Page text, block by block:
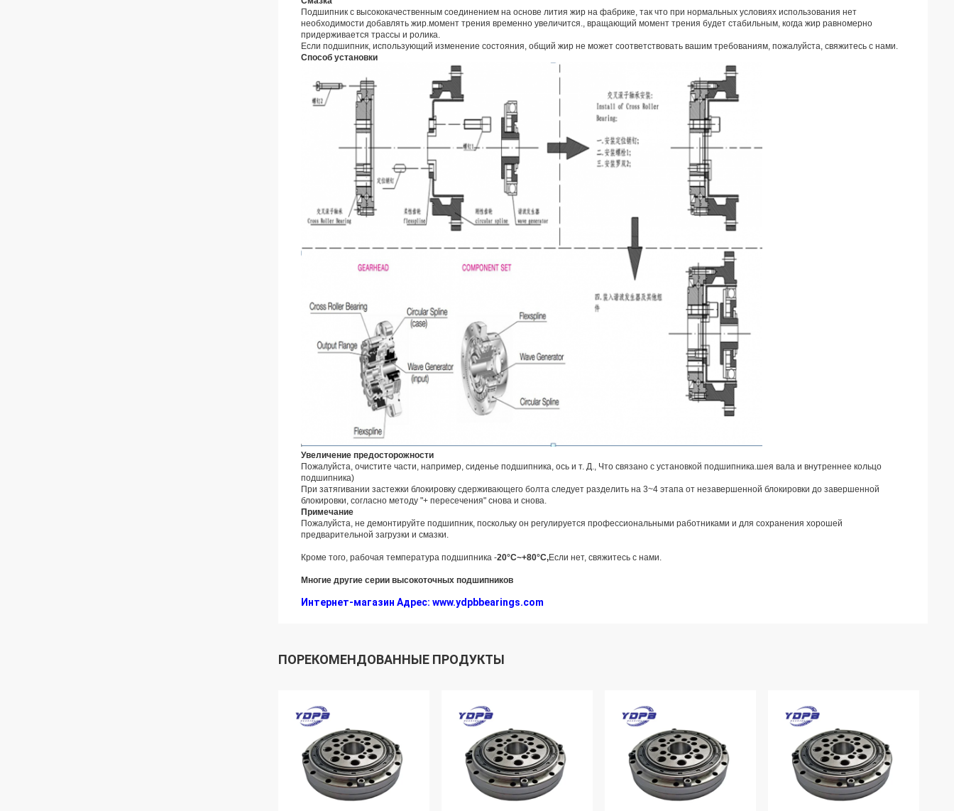
Подшипник с высококачественным соединением на основе лития жир на фабрике, так что при нормальных условиях использования нет
необходимости добавлять жир.момент трения временно увеличится., вращающий момент трения будет стабильным, когда жир равномерно
придерживается трассы и ролика.
Если подшипник, использующий изменение состояния, общий жир не может соответствовать вашим требованиям, пожалуйста, свяжитесь с нами.
Способ установки
Увеличение предосторожности
Пожалуйста, очистите части, например, сиденье подшипника, ось и т. Д., Что связано с установкой подшипника.шея вала и внутреннее кольцо
подшипника)
При затягивании застежки блокировку сдерживающего болта следует разделить на 3~4 этапа от незавершенной блокировки до завершенной
блокировки, согласно методу "+ пересечения" снова и снова.
Примечание
Пожалуйста, не демонтируйте подшипник, поскольку он регулируется профессиональными работниками и для сохранения хорошей
предварительной загрузки и смазки.
Кроме того, рабочая температура подшипника -20°C~+80°C,Если нет, свяжитесь с нами.
Многие другие серии высокоточных подшипников
Интернет-магазин Адрес: www.ydpbbearings.com
ПОРЕКОМЕНДОВАННЫЕ ПРОДУКТЫ